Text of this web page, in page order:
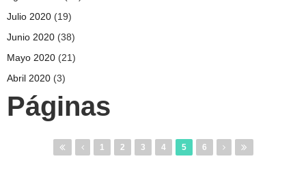
Julio 2020 (19)
Junio 2020 (38)
Mayo 2020 (21)
Abril 2020 (3)
Páginas
1 2 3 4 5 6